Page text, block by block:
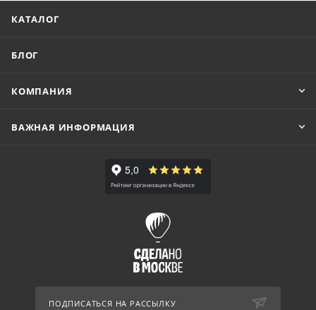
КАТАЛОГ
БЛОГ
КОМПАНИЯ
ВАЖНАЯ ИНФОРМАЦИЯ
ПОДПИСАТЬСЯ НА РАССЫЛКУ